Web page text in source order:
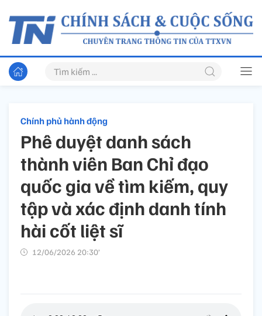
Chính phủ hành động
Phê duyệt danh sách
thành viên Ban Chỉ đạo
quốc gia về tìm kiếm, quy
tập và xác định danh tính
hài cốt liệt sĩ
12/06/2026 20:30’